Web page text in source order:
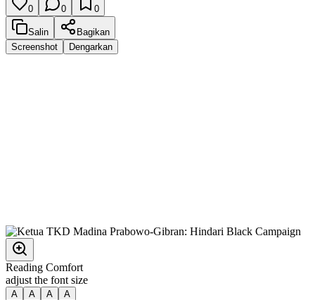
0 0 0
Salin
Bagikan
Screenshot
Dengarkan
Reading Comfort
adjust the font size
A A A A